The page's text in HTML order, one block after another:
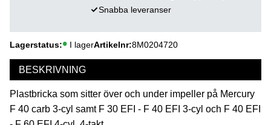
Lagerstatus I lagerArtikelnr 8M0204720
Snabba leveranser
BESKRIVNING
Plastbricka som sitter över och under impeller på Mercury
F 40 carb 3-cyl samt F 30 EFI - F 40 EFI 3-cyl och F 40 EFI